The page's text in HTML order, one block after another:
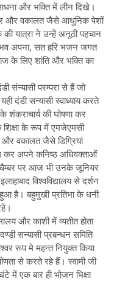
और भक्ति में लीन दिखे।
और वकालत जैसे आधुनिक पेशों
यात्रा ने उन्हें अनूठी पहचान
अपना, सत हरि भजन जगत
के लिए शांति और भक्ति का
संन्यासी परम्परा से हैं जो
दंडी सन्यासी स्वाध्याय करते
शंकराचार्य की घोषणा कर
शिक्षा के रूप में एमजेएमसी
वकालत जैसे डिग्रियां
कर अपने कनिष्ठ अधिवक्ताओं
चैम्बर पर आज भी उनके जूनियर
विश्वविद्यालय से दर्शन
हुआ है। बहुमुखी प्रतिभा के धनी
और काशी में व्यतीत होता
सन्यासी प्रबन्धन समिति
रूप मे महन्त नियुक्त किया
से करते रहे हैं। स्वामी जी
में एक बार ही भोजन भिक्षा